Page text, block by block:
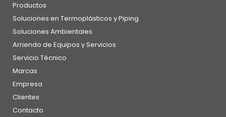
Productos
Soluciones en Termoplásticos y Piping
Soluciones Ambientales
Arriendo de Equipos y Servicios
Servicio Técnico
Marcas
Empresa
Clientes
Contacto